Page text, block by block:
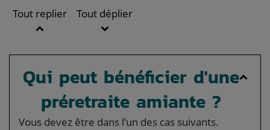
Tout replier
Tout déplier
Qui peut bénéficier d'une
préretraite amiante ?
Vous devez être dans l'un des cas suivants.